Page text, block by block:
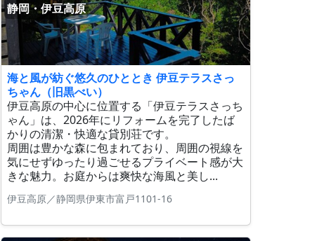
静岡・伊豆高原
海と風が紡ぐ悠久のひととき 伊豆テラスさっ
ちゃん（旧黒べい）
伊豆高原の中心に位置する「伊豆テラスさっち
ゃん」は、2026年にリフォームを完了したば
かりの清潔・快適な貸別荘です。
周囲は豊かな森に包まれており、周囲の視線を
気にせずゆったり過ごせるプライベート感が大
きな魅力。お庭からは爽快な海風と美し...
伊豆高原／静岡県伊東市富戸1101-16